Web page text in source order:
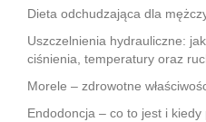
Dieta odchudzająca dla
Uszczelnienia hydrauliczne:
ciśnienia, temperatury oraz
Morele – zdrowotne
Endodoncja – co to jest i